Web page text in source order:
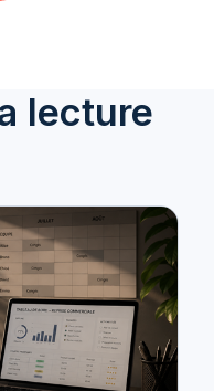
lecture